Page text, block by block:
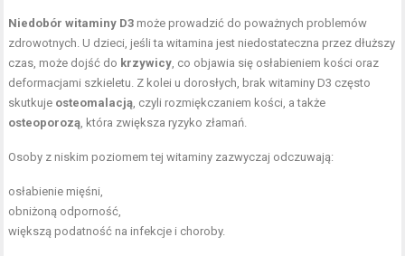
Niedobór witaminy D3 może prowadzić do poważnych problemów
zdrowotnych. U dzieci, jeśli ta witamina jest niedostateczna przez dłuższy
czas, może dojść do krzywicy , co objawia się osłabieniem kości oraz
deformacjami szkieletu. Z kolei u dorosłych, brak witaminy D3 często
skutkuje osteomalacją , czyli rozmiękczaniem kości, a także
osteoporozą , która zwiększa ryzyko złamań.
Osoby z niskim poziomem tej witaminy zazwyczaj odczuwają:
osłabienie mięśni,
obniżoną odporność,
większą podatność na infekcje i choroby.